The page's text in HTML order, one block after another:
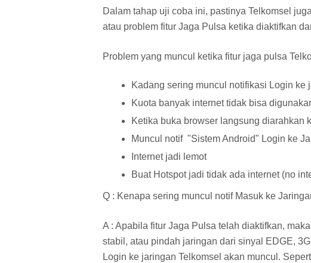
Dalam tahap uji coba ini, pastinya Telkomsel
atau problem fitur Jaga Pulsa ketika diaktifkan
Problem yang muncul ketika fitur jaga pulsa
Kadang sering muncul notifikasi Login ke
Kuota banyak internet tidak bisa
Ketika buka browser langsung diarahkan
Muncul notif "Sistem Android" Login ke
Internet jadi lemot
Buat Hotspot jadi tidak ada internet (no
Q : Kenapa sering muncul notif Masuk ke
A : Apabila fitur Jaga Pulsa telah diaktifkan,
stabil, atau pindah jaringan dari sinyal EDGE,
Login ke jaringan Telkomsel akan muncul.